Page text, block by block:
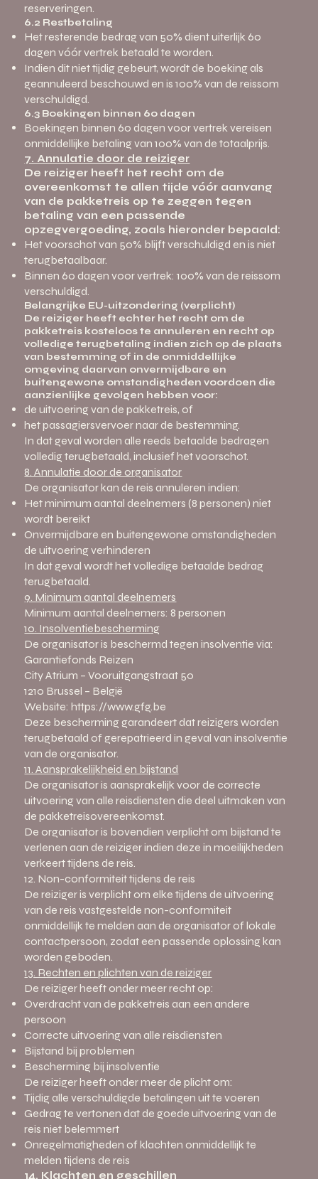
reserveringen.
6.2 Restbetaling
Het resterende bedrag van 50% dient uiterlijk 60
dagen vóór vertrek betaald te worden.
Indien dit niet tijdig gebeurt, wordt de boeking als
geannuleerd beschouwd en is 100% van de reissom
verschuldigd.
6.3 Boekingen binnen 60 dagen
Boekingen binnen 60 dagen voor vertrek vereisen
onmiddellijke betaling van 100% van de totaalprijs.
7. Annulatie door de reiziger
De reiziger heeft het recht om de
overeenkomst te allen tijde vóór aanvang
van de pakketreis op te zeggen tegen
betaling van een passende
opzegvergoeding, zoals hieronder bepaald:
Het voorschot van 50% blijft verschuldigd en is niet
terugbetaalbaar.
Binnen 60 dagen voor vertrek: 100% van de reissom
verschuldigd.
Belangrijke EU-uitzondering (verplicht)
De reiziger heeft echter het recht om de
pakketreis kosteloos te annuleren en recht op
volledige terugbetaling indien zich op de plaats
van bestemming of in de onmiddellijke
omgeving daarvan onvermijdbare en
buitengewone omstandigheden voordoen die
aanzienlijke gevolgen hebben voor:
de uitvoering van de pakketreis, of
het passagiersvervoer naar de bestemming.
In dat geval worden alle reeds betaalde bedragen
volledig terugbetaald, inclusief het voorschot.
8. Annulatie door de organisator
De organisator kan de reis annuleren indien:
Het minimum aantal deelnemers (8 personen) niet
wordt bereikt
Onvermijdbare en buitengewone omstandigheden
de uitvoering verhinderen
In dat geval wordt het volledige betaalde bedrag
terugbetaald.
9. Minimum aantal deelnemers
Minimum aantal deelnemers: 8 personen
10. Insolventiebescherming
De organisator is beschermd tegen insolventie via:
Garantiefonds Reizen
City Atrium – Vooruitgangstraat 50
1210 Brussel – België
Website: https://www.gfg.be
Deze bescherming garandeert dat reizigers worden
terugbetaald of gerepatrieerd in geval van insolventie
van de organisator.
11. Aansprakelijkheid en bijstand
De organisator is aansprakelijk voor de correcte
uitvoering van alle reisdiensten die deel uitmaken van
de pakketreisovereenkomst.
De organisator is bovendien verplicht om bijstand te
verlenen aan de reiziger indien deze in moeilijkheden
verkeert tijdens de reis.
12. Non-conformiteit tijdens de reis
De reiziger is verplicht om elke tijdens de uitvoering
van de reis vastgestelde non-conformiteit
onmiddellijk te melden aan de organisator of lokale
contactpersoon, zodat een passende oplossing kan
worden geboden.
13. Rechten en plichten van de reiziger
De reiziger heeft onder meer recht op:
Overdracht van de pakketreis aan een andere
persoon
Correcte uitvoering van alle reisdiensten
Bijstand bij problemen
Bescherming bij insolventie
De reiziger heeft onder meer de plicht om:
Tijdig alle verschuldigde betalingen uit te voeren
Gedrag te vertonen dat de goede uitvoering van de
reis niet belemmert
Onregelmatigheden of klachten onmiddellijk te
melden tijdens de reis
14. Klachten en geschillen